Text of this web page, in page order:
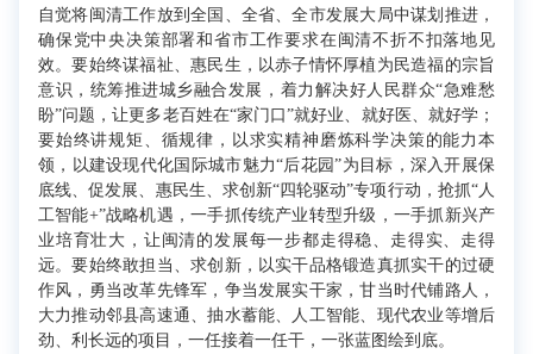
自觉将闽清工作放到全国、全省、全市发展大局中谋划推进，
确保党中央决策部署和省市工作要求在闽清不折不扣落地见
效。要始终谋福祉、惠民生，以赤子情怀厚植为民造福的宗旨
意识，统筹推进城乡融合发展，着力解决好人民群众“急难愁
盼”问题，让更多老百姓在“家门口”就好业、就好医、就好学；
要始终讲规矩、循规律，以求实精神磨炼科学决策的能力本
领，以建设现代化国际城市魅力“后花园”为目标，深入开展保
底线、促发展、惠民生、求创新“四轮驱动”专项行动，抢抓“人
工智能+”战略机遇，一手抓传统产业转型升级，一手抓新兴产
业培育壮大，让闽清的发展每一步都走得稳、走得实、走得
远。要始终敢担当、求创新，以实干品格锻造真抓实干的过硬
作风，勇当改革先锋军，争当发展实干家，甘当时代铺路人，
大力推动邻县高速通、抽水蓄能、人工智能、现代农业等增后
劲、利长远的项目，一任接着一任干，一张蓝图绘到底。